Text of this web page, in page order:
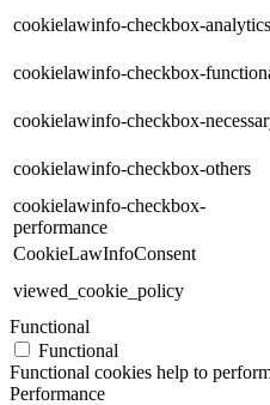
cookielawinfo-checkbox-analytics
cookielawinfo-checkbox-
cookielawinfo-checkbox-
cookielawinfo-checkbox-others
cookielawinfo-checkbox-
performance
CookieLawInfoConsent
viewed_cookie_policy
Functional
Functional
Functional cookies help to
Performance